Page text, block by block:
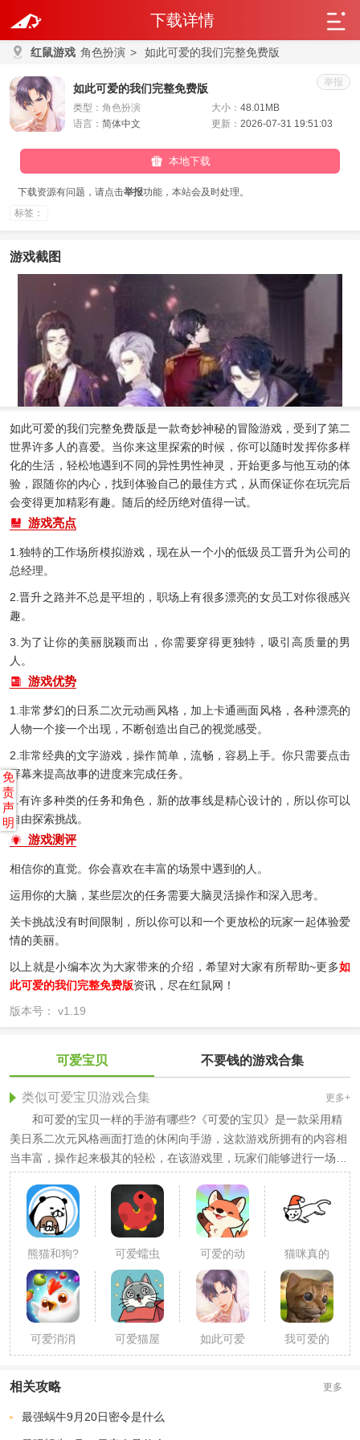
下载详情
红鼠游戏 角色扮演 > 如此可爱的我们完整免费版
如此可爱的我们完整免费版
类型： 角色扮演 大小：48.01MB
语言： 简体中文 更新：2026-07-31 19:51:03
举报
本地下载
下载资源有问题，请点击举报功能，本站会及时处理。
标签：
游戏截图
如此可爱的我们完整免费版是一款奇妙神秘的冒险游戏，受到了第二
世界许多人的喜爱。当你来这里探索的时候，你可以随时发挥你多样
化的生活，轻松地遇到不同的异性男性神灵，开始更多与他互动的体
验，跟随你的内心，找到体验自己的最佳方式，从而保证你在玩完后
会变得更加精彩有趣。随后的经历绝对值得一试。
游戏亮点
1.独特的工作场所模拟游戏，现在从一个小的低级员工晋升为公司的
总经理。
2.晋升之路并不总是平坦的，职场上有很多漂亮的女员工对你很感兴
趣。
3.为了让你的美丽脱颖而出，你需要穿得更独特，吸引高质量的男
人。
游戏优势
1.非常梦幻的日系二次元动画风格，加上卡通画面风格，各种漂亮的
人物一个接一个出现，不断创造出自己的视觉感受。
2.非常经典的文字游戏，操作简单，流畅，容易上手。你只需要点击
屏幕来提高故事的进度来完成任务。
3.有许多种类的任务和角色，新的故事线是精心设计的，所以你可以
自由探索挑战。
游戏测评
相信你的直觉。你会喜欢在丰富的场景中遇到的人。
运用你的大脑，某些层次的任务需要大脑灵活操作和深入思考。
关卡挑战没有时间限制，所以你可以和一个更放松的玩家一起体验爱
情的美丽。
以上就是小编本次为大家带来的介绍，希望对大家有所帮助~更多如
此可爱的我们完整免费版资讯，尽在红鼠网！
版本号： v1.19
可爱宝贝 不要钱的游戏合集
类似可爱宝贝游戏合集 更多+
和可爱的宝贝一样的手游有哪些?《可爱的宝贝》是一款采用精
美日系二次元风格画面打造的休闲向手游，这款游戏所拥有的内容相
当丰富，操作起来极其的轻松，在该游戏里，玩家们能够进行一场不
一样的游戏体验，如果各位对此游戏感兴趣的话，就速来这里下载它
吧!
熊猫和狗?
狗狗什么
时候都好
可爱呀
可爱蠕虫
最新版
可爱的动
物
猫咪真的
很可爱
可爱消消
消
可爱猫屋
如此可爱
的我们完
我可爱的
小猫游戏
相关攻略 更多
最强蜗牛9月20日密令是什么
免
责
声
明